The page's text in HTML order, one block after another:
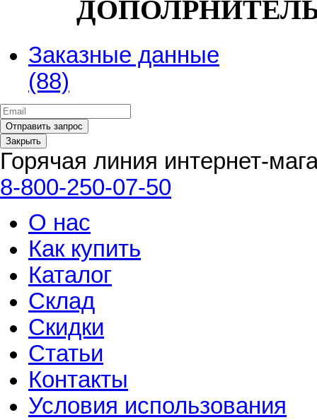
Заказные данные
(88)
Закрыть
Горячая линия интернет-
8-800-250-07-50
О нас
Как купить
Каталог
Склад
Скидки
Статьи
Контакты
Условия использования